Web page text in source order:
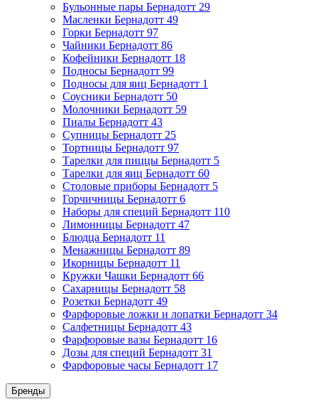
Бульонные пары Бернадотт 29
Масленки Бернадотт 49
Горки Бернадотт 97
Чайники Бернадотт 86
Кофейники Бернадотт 18
Подносы Бернадотт 99
Подносы для яиц Бернадотт 1
Соусники Бернадотт 50
Молочники Бернадотт 59
Пиалы Бернадотт 43
Супницы Бернадотт 25
Тортницы Бернадотт 97
Тарелки для пиццы Бернадотт 5
Тарелки для яиц Бернадотт 60
Столовые приборы Бернадотт 5
Горчичницы Бернадотт 6
Наборы для специй Бернадотт 110
Лимонницы Бернадотт 47
Блюдца Бернадотт 11
Менажницы Бернадотт 89
Икорницы Бернадотт 11
Кружки Чашки Бернадотт 66
Сахарницы Бернадотт 58
Розетки Бернадотт 49
Фарфоровые ложки и лопатки Бернадотт 34
Салфетницы Бернадотт 43
Фарфоровые вазы Бернадотт 16
Дозы для специй Бернадотт 31
Фарфоровые часы Бернадотт 17
Бренды